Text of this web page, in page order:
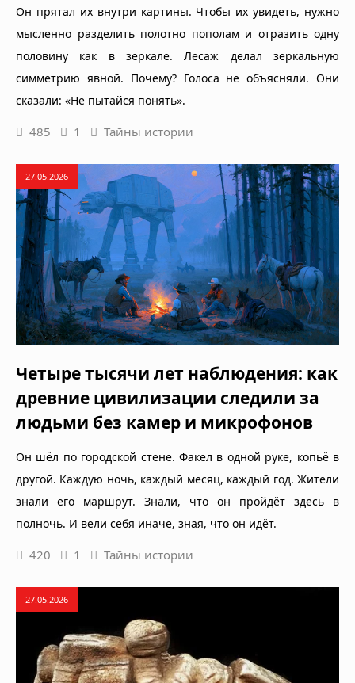
Он прятал их внутри картины. Чтобы их увидеть, нужно
мысленно разделить полотно пополам и отразить одну
половину как в зеркале. Лесаж делал зеркальную
симметрию явной. Почему? Голоса не объясняли. Они
сказали: «Не пытайся понять».
485 1 Тайны истории
27.05.2026
Четыре тысячи лет наблюдения: как
древние цивилизации следили за
людьми без камер и микрофонов
Он шёл по городской стене. Факел в одной руке, копьё в
другой. Каждую ночь, каждый месяц, каждый год. Жители
знали его маршрут. Знали, что он пройдёт здесь в
полночь. И вели себя иначе, зная, что он идёт.
420 1 Тайны истории
27.05.2026